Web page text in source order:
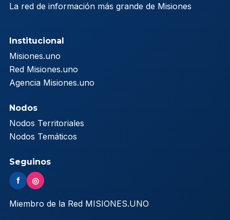
La red de información más grande de Misiones
Institucional
Misiones.uno
Red Misiones.uno
Agencia Misiones.uno
Nodos
Nodos Territoriales
Nodos Temáticos
Seguinos
f ◎
Miembro de la Red MISIONES.UNO